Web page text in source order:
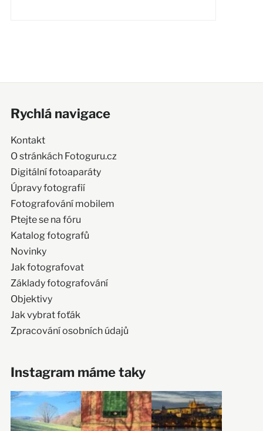
Rychlá navigace
Kontakt
O stránkách Fotoguru.cz
Digitální fotoaparáty
Úpravy fotografií
Fotografování mobilem
Ptejte se na fóru
Katalog fotografů
Novinky
Jak fotografovat
Základy fotografování
Objektivy
Jak vybrat foťák
Zpracování osobních údajů
Instagram máme taky